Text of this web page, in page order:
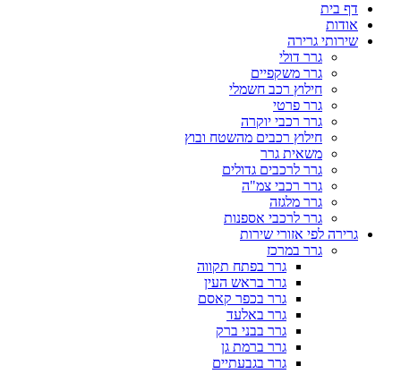
דף בית
אודות
שירותי גרירה
גרר דולי
גרר משקפיים
חילוץ רכב חשמלי
גרר פרטי
גרר רכבי יוקרה
חילוץ רכבים מהשטח ובוץ
משאית גרר
גרר לרכבים גדולים
גרר רכבי צמ"ה
גרר מלגזה
גרר לרכבי אספנות
גרירה לפי אזורי שירות
גרר במרכז
גרר בפתח תקווה
גרר בראש העין
גרר בכפר קאסם
גרר באלעד
גרר בבני ברק
גרר ברמת גן
גרר בגבעתיים